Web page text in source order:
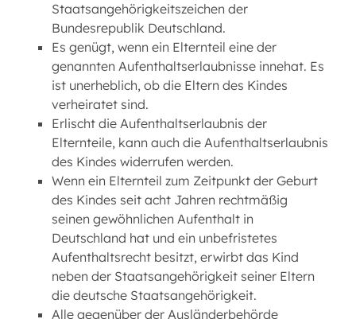
Staatsangehörigkeitszeichen der
Bundesrepublik Deutschland.
Es genügt, wenn ein Elternteil eine der
genannten Aufenthaltserlaubnisse innehat. Es
ist unerheblich, ob die Eltern des Kindes
verheiratet sind.
Erlischt die Aufenthaltserlaubnis der
Elternteile, kann auch die Aufenthaltserlaubnis
des Kindes widerrufen werden.
Wenn ein Elternteil zum Zeitpunkt der Geburt
des Kindes seit acht Jahren rechtmäßig
seinen gewöhnlichen Aufenthalt in
Deutschland hat und ein unbefristetes
Aufenthaltsrecht besitzt, erwirbt das Kind
neben der Staatsangehörigkeit seiner Eltern
die deutsche Staatsangehörigkeit.
Alle gegenüber der Ausländerbehörde